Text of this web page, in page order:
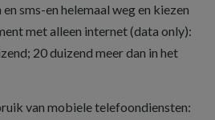
sms-en helemaal weg en kiezen
met alleen internet (data only):
20 duizend meer dan in het
van mobiele telefoondiensten: